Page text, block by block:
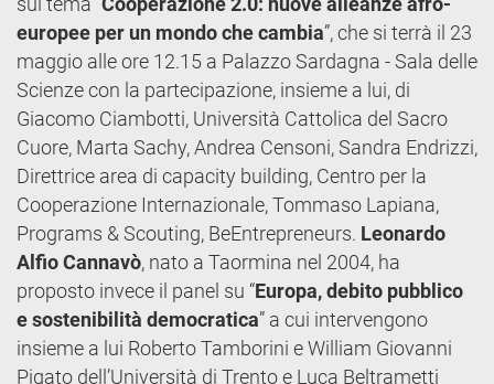
europee per un mondo che cambia”, che si terrà il 23
maggio alle ore 12.15 a Palazzo Sardagna - Sala delle
Scienze con la partecipazione, insieme a lui, di
Giacomo Ciambotti, Università Cattolica del Sacro
Cuore, Marta Sachy, Andrea Censoni, Sandra Endrizzi,
Direttrice area di capacity building, Centro per la
Cooperazione Internazionale, Tommaso Lapiana,
Programs & Scouting, BeEntrepreneurs. Leonardo
Alfio Cannavò, nato a Taormina nel 2004, ha
proposto invece il panel su “Europa, debito pubblico
e sostenibilità democratica” a cui intervengono
insieme a lui Roberto Tamborini e William Giovanni
Pigato dell’Università di Trento e Luca Beltrametti